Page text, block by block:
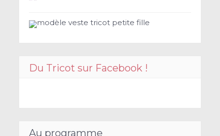
modèle veste tricot petite fille
Du Tricot sur Facebook !
Au programme